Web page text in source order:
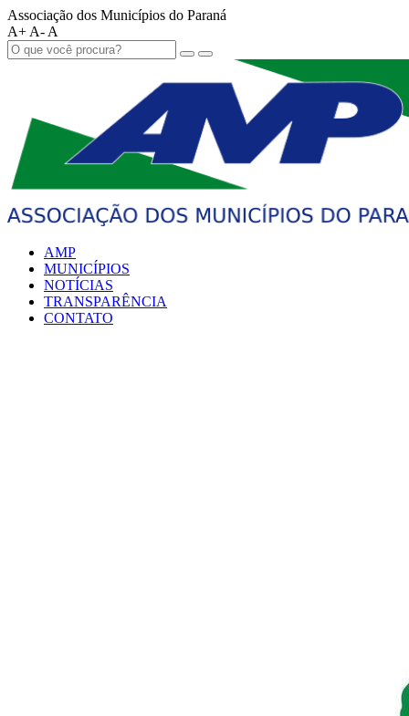
Associação dos Municípios do Paraná
A+ A- A
AMP
MUNICÍPIOS
NOTÍCIAS
TRANSPARÊNCIA
CONTATO